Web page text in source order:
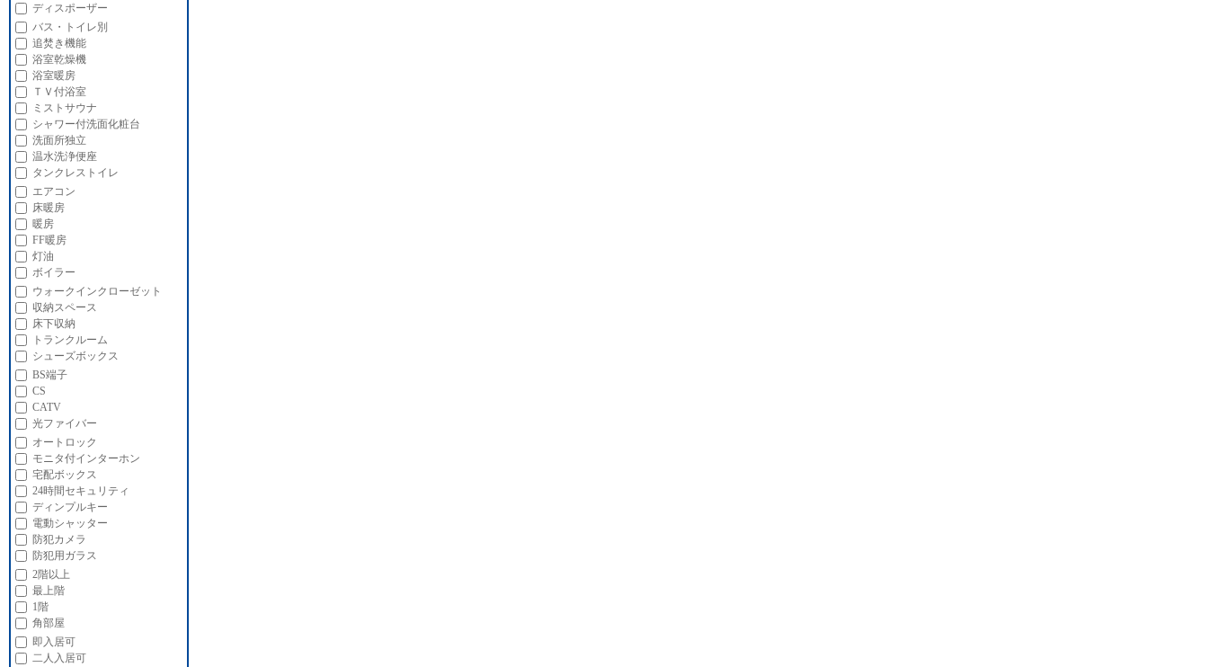
ディスポーザー
バス・トイレ別
追焚き機能
浴室乾燥機
浴室暖房
ＴＶ付浴室
ミストサウナ
シャワー付洗面化粧台
洗面所独立
温水洗浄便座
タンクレストイレ
エアコン
床暖房
暖房
FF暖房
灯油
ボイラー
ウォークインクローゼット
収納スペース
床下収納
トランクルーム
シューズボックス
BS端子
CS
CATV
光ファイバー
オートロック
モニタ付インターホン
宅配ボックス
24時間セキュリティ
ディンプルキー
電動シャッター
防犯カメラ
防犯用ガラス
2階以上
最上階
1階
角部屋
即入居可
二人入居可